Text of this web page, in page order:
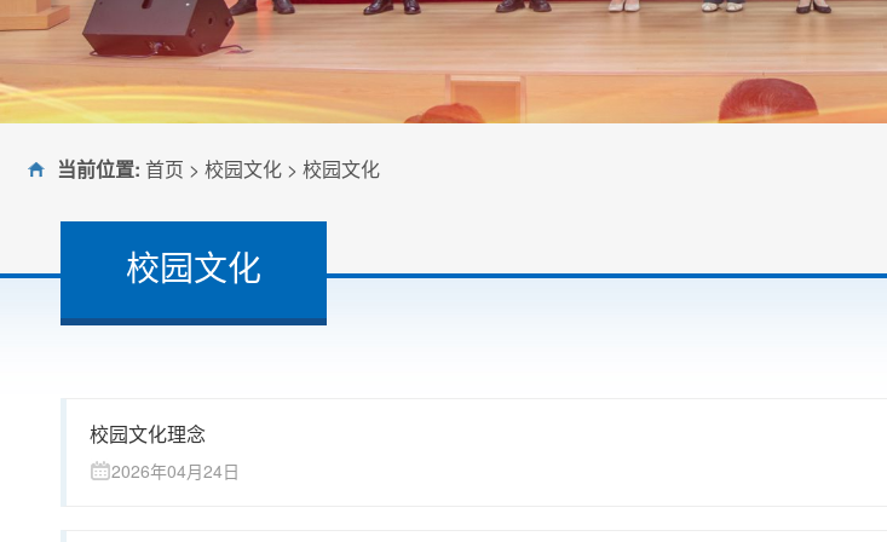
当前位置: 首页 > 校园文化 > 校园文化
校园文化
校园文化理念
2026年04月24日